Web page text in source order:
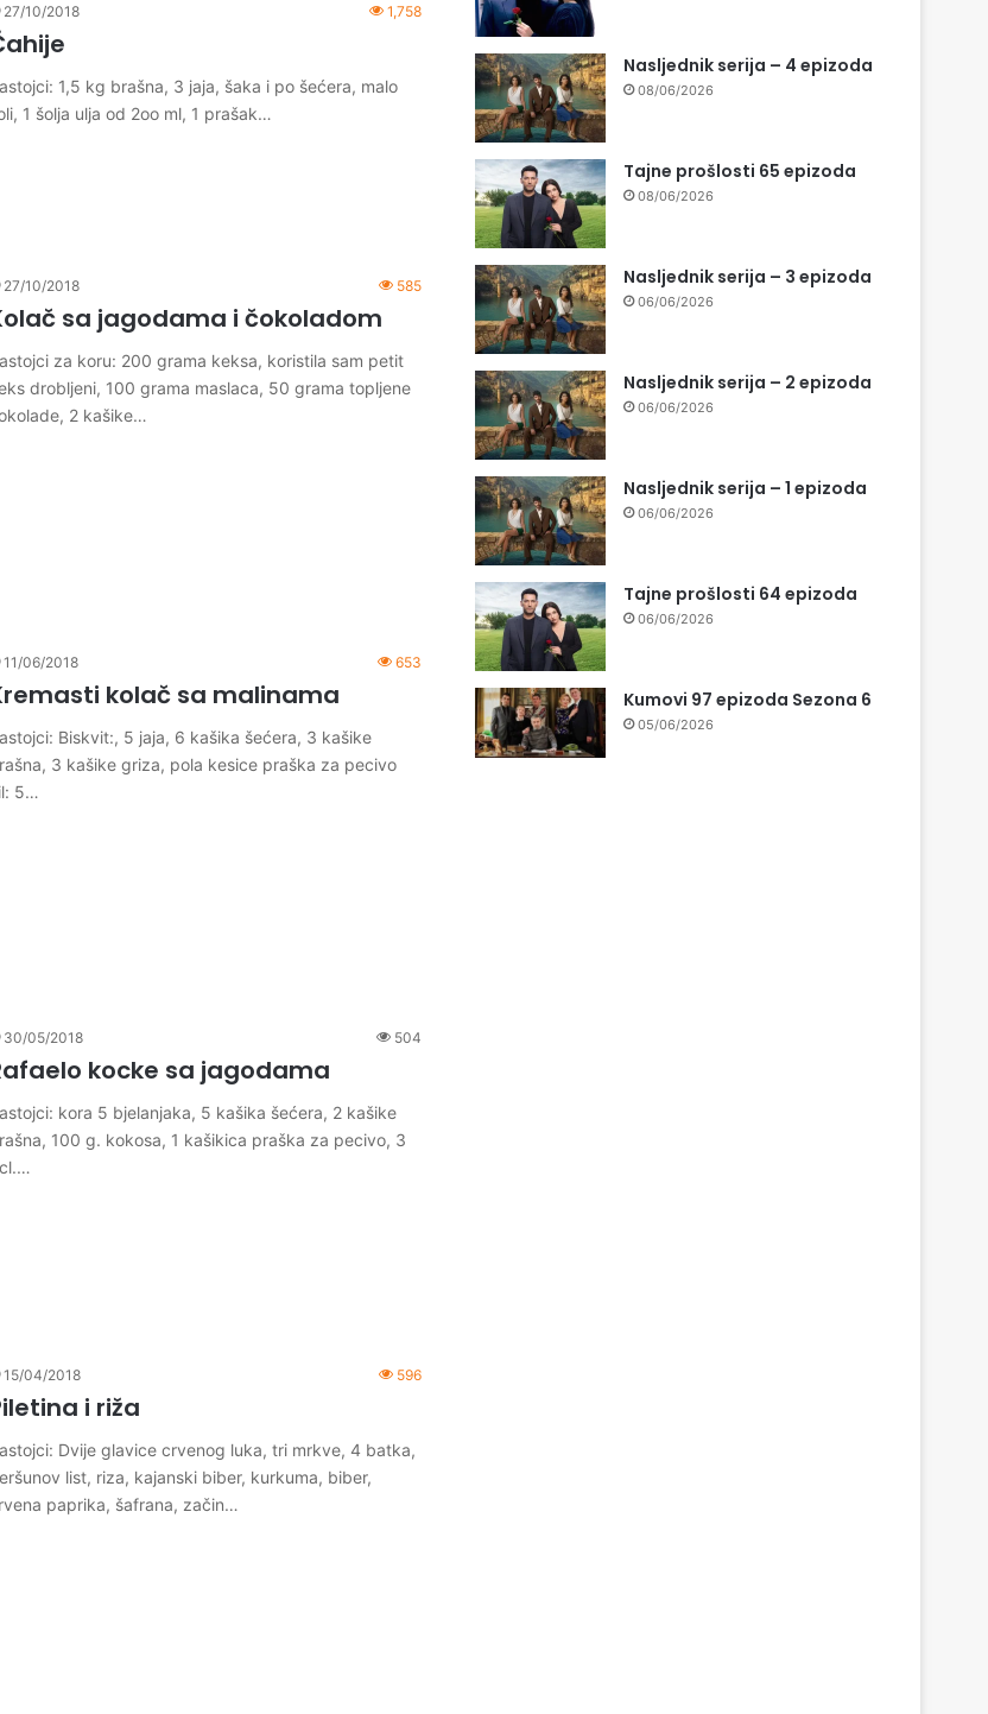
27/10/2018 1,758
1,5 kg brašna, 3 jaja, šaka i po šećera, malo
1 šolja ulja od 2oo ml, 1 prašak…
27/10/2018 585
sa jagodama i čokoladom
za koru: 200 grama keksa, koristila sam petit
drobljeni, 100 grama maslaca, 50 grama topljene
2 kašike…
11/06/2018 653
kolač sa malinama
Biskvit:, 5 jaja, 6 kašika šećera, 3 kašike
3 kašike griza, pola kesice praška za pecivo
5…
30/05/2018 504
kocke sa jagodama
kora 5 bjelanjaka, 5 kašika šećera, 2 kašike
100 g. kokosa, 1 kašikica praška za pecivo, 3
15/04/2018 596
i riža
Dvije glavice crvenog luka, tri mrkve, 4 batka,
list, riza, kajanski biber, kurkuma, biber,
paprika, šafrana, začin…
Nasljednik serija – 4 epizoda
08/06/2026
Tajne prošlosti 65 epizoda
08/06/2026
Nasljednik serija – 3 epizoda
06/06/2026
Nasljednik serija – 2 epizoda
06/06/2026
Nasljednik serija – 1 epizoda
06/06/2026
Tajne prošlosti 64 epizoda
06/06/2026
Kumovi 97 epizoda Sezona 6
05/06/2026